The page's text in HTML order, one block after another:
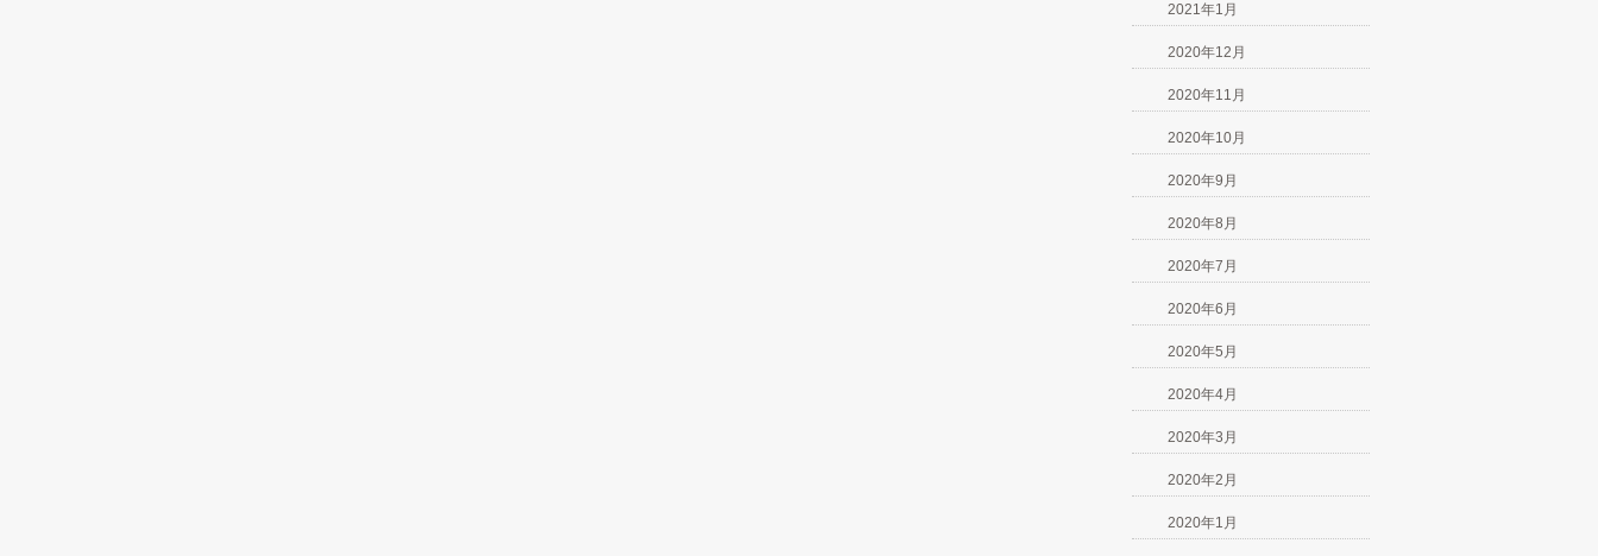
2021年1月
2020年12月
2020年11月
2020年10月
2020年9月
2020年8月
2020年7月
2020年6月
2020年5月
2020年4月
2020年3月
2020年2月
2020年1月